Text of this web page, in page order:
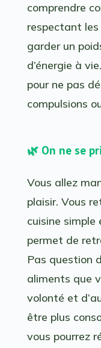
comprendre
respectant
garder un
d’énergie à
pour ne pas
compulsions
🌿 On ne se
Vous allez
plaisir. Vous
cuisine
permet de
Pas question
aliments que
volonté et
être plus
vous pourrez